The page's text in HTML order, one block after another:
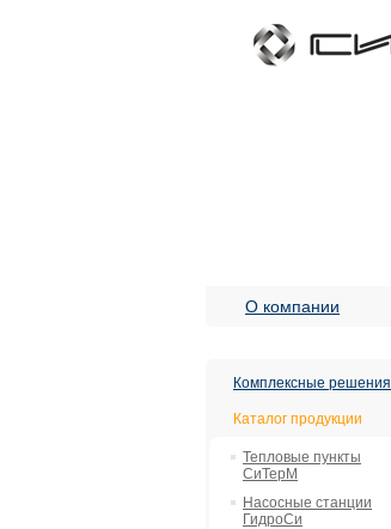
О компании
Комплексные решения
Каталог продукции
Тепловые пункты
СиТерМ
Насосные станции
ГидроСи